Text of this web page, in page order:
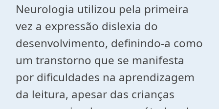
Neurologia utilizou pela primeira
vez a expressão dislexia do
desenvolvimento, definindo-a como
um transtorno que se manifesta
por dificuldades na aprendizagem
da leitura, apesar das crianças